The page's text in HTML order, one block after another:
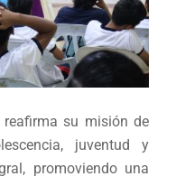
reafirma su misión de
juventud y
promoviendo una